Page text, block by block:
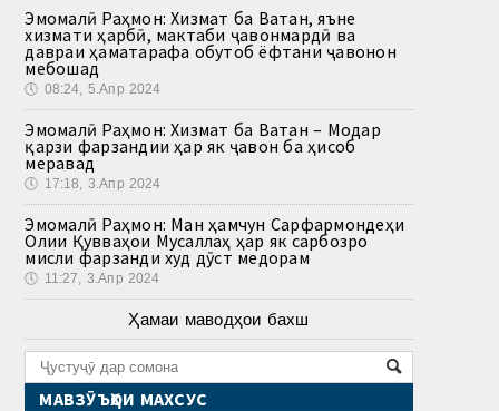
Эмомалӣ Раҳмон: Хизмат ба Ватан, яъне
хизмати ҳарбӣ, мактаби ҷавонмардӣ ва
давраи ҳаматарафа обутоб ёфтани ҷавонон
мебошад
🕔 08:24, 5.Апр 2024
Эмомалӣ Раҳмон: Хизмат ба Ватан – Модар
қарзи фарзандии ҳар як ҷавон ба ҳисоб
меравад
🕔 17:18, 3.Апр 2024
Эмомалӣ Раҳмон: Ман ҳамчун Сарфармондеҳи
Олии Қувваҳои Мусаллаҳ ҳар як сарбозро
мисли фарзанди худ дӯст медорам
🕔 11:27, 3.Апр 2024
Ҳамаи маводҳои бахш
МАВЗӮЪҲОИ МАХСУС